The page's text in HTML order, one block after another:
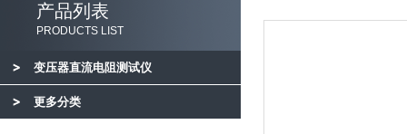
产品列表
PRODUCTS LIST
变压器直流电阻测试仪
更多分类